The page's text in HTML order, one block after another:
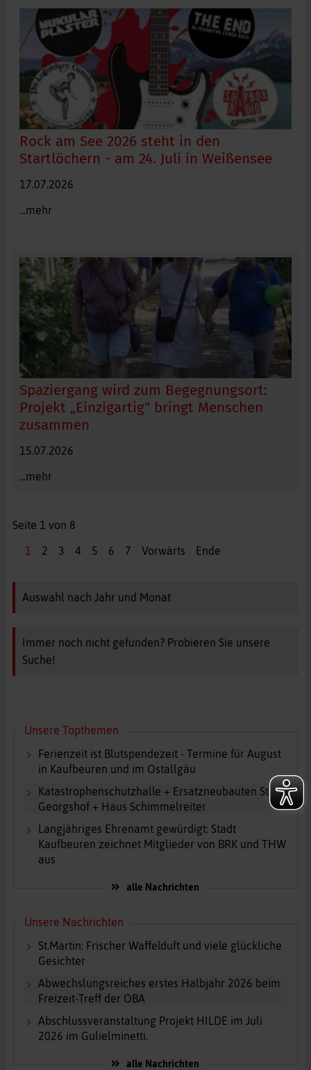
Kreiswasserwacht Ostallgäu
Rock am See 2026 steht in den
Startlöchern - am 24. Juli in Weißensee
17.07.2026
...mehr
Marktoberdorf: Der Spaziergang bot zahlreiche
Gelegenheiten für neue Begegnungen und persönliche
Spaziergang wird zum Begegnungsort:
Projekt „Einzigartig“ bringt Menschen
zusammen
15.07.2026
...mehr
Seite 1 von 8
1 2 3 4 5 6 7 Vorwärts Ende
Auswahl nach Jahr und Monat
Immer noch nicht gefunden? Probieren Sie unsere
Suche!
Unsere Topthemen
Ferienzeit ist Blutspendezeit - Termine für August
in Kaufbeuren und im Ostallgäu
Katastrophenschutzhalle + Ersatzneubauten St.
Georgshof + Haus Schimmelreiter
Langjähriges Ehrenamt gewürdigt: Stadt
Kaufbeuren zeichnet Mitglieder von BRK und THW
aus
alle Nachrichten
Unsere Nachrichten
St.Martin: Frischer Waffelduft und viele glückliche
Gesichter
Abwechslungsreiches erstes Halbjahr 2026 beim
Freizeit-Treff der OBA
Abschlussveranstaltung Projekt HILDE im Juli
2026 im Gulielminetti.
alle Nachrichten